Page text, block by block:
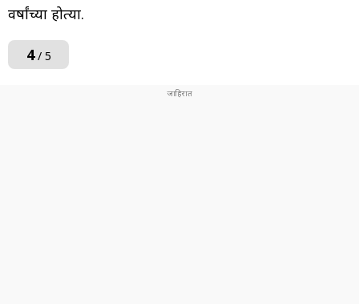
वर्षांच्या होत्या.
4/ 5